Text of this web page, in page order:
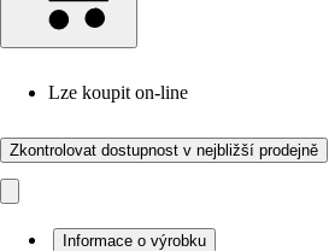
Lze koupit on-line
Zkontrolovat dostupnost v nejbližší prodejně
Informace o výrobku